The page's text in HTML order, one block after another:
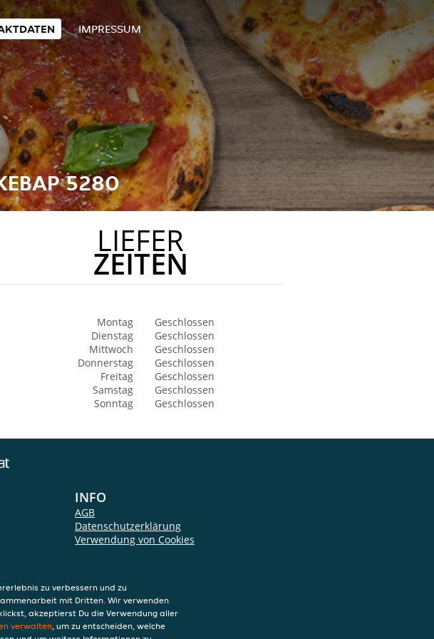
IMPRESSUM
5280
LIEFER
ZEITEN
Montag
Geschlossen
Dienstag
Geschlossen
Mittwoch
Geschlossen
Donnerstag
Geschlossen
Freitag
Geschlossen
Samstag
Geschlossen
Sonntag
Geschlossen
INFO
AGB
Datenschutzerklärung
Verwendung von Cookies
zu verbessern und zu
mit Dritten. Wir verwenden
akzeptierst Du die Verwendung aller
verwalten, um zu entscheiden, welche